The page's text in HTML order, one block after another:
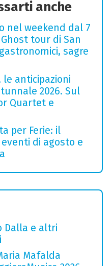
anche
nel weekend dal 7
tour di San
sagre
le anticipazioni
2026. Sul
Quartet e
per Ferie: il
di agosto e
Dalla e altri
Mafalda